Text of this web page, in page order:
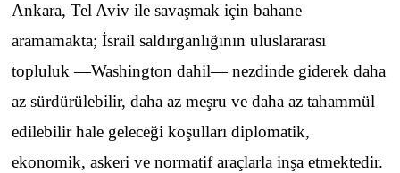
Ankara, Tel Aviv ile savaşmak için bahane
aramamakta; İsrail saldırganlığının uluslararası
topluluk —Washington dahil— nezdinde giderek daha
az sürdürülebilir, daha az meşru ve daha az tahammül
edilebilir hale geleceği koşulları diplomatik,
ekonomik, askeri ve normatif araçlarla inşa etmektedir.